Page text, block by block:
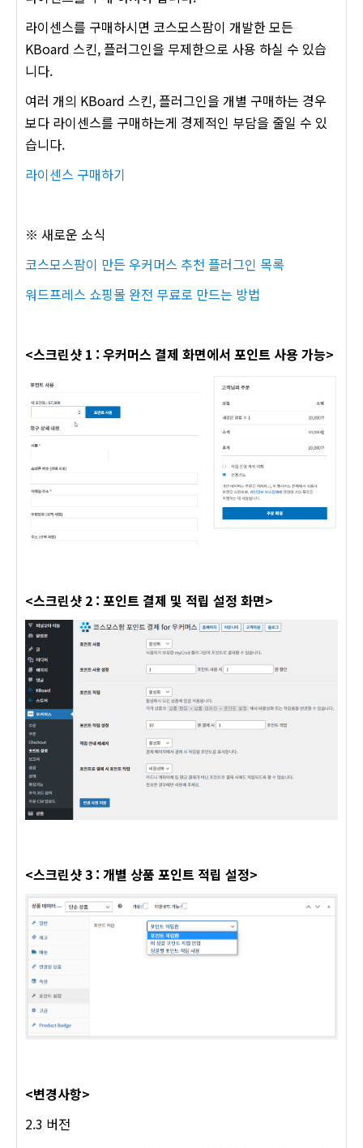
라이센스를 구매하시면 코스모스팜이 개발한 모든
KBoard 스킨, 플러그인을 무제한으로 사용 하실 수 있습
니다.
여러 개의 KBoard 스킨, 플러그인을 개별 구매하는 경우
보다 라이센스를 구매하는게 경제적인 부담을 줄일 수 있
습니다.
라이센스 구매하기
※ 새로운 소식
코스모스팜이 만든 우커머스 추천 플러그인 목록
워드프레스 쇼핑몰 완전 무료로 만드는 방법
<스크린샷 1 : 우커머스 결제 화면에서 포인트 사용 가능>
<스크린샷 2 : 포인트 결제 및 적립 설정 화면>
<스크린샷 3 : 개별 상품 포인트 적립 설정>
<변경사항>
2.3 버전